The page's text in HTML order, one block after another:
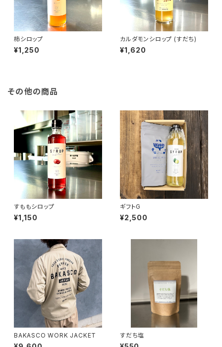
柿シロップ
¥1,250
カルダモンシロップ (すだち)
¥1,620
その他の商品
すももシロップ
¥1,150
ギフトG
¥2,500
BAKASCO WORK JACKET すだち塩